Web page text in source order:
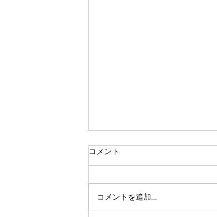
試験導入中です
コメント
コメントを追加…